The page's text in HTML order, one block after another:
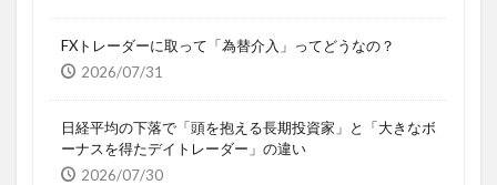
FXトレーダーに取って「為替介入」ってどうなの？
2026/07/31
日経平均の下落で「頭を抱える長期投資家」と「大きなボ
ーナスを得たデイトレーダー」の違い
2026/07/30